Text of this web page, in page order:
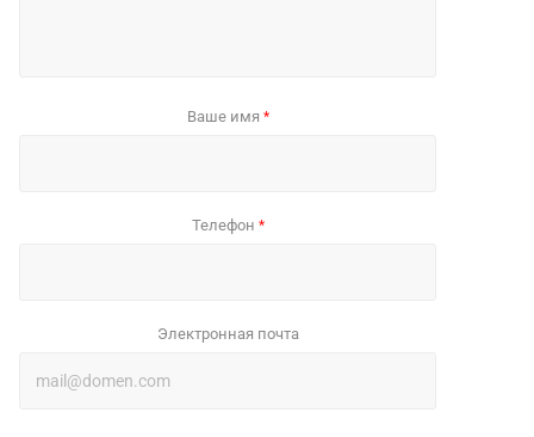
Ваше имя *
Телефон *
Электронная почта